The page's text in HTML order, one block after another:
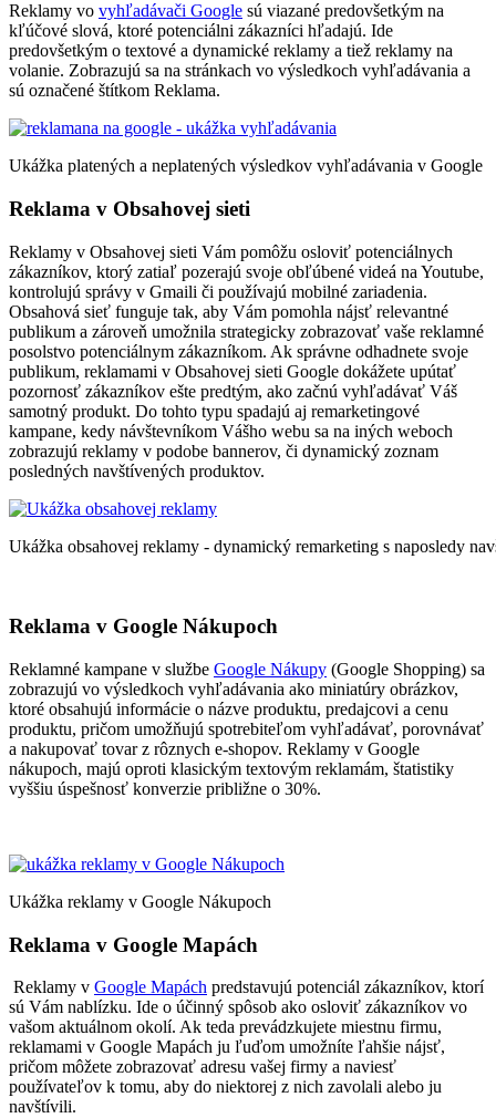
Reklamy vo vyhľadávači Google sú viazané predovšetkým na
kľúčové slová, ktoré potenciálni zákazníci hľadajú. Ide
predovšetkým o textové a dynamické reklamy a tiež reklamy na
volanie. Zobrazujú sa na stránkach vo výsledkoch vyhľadávania a
sú označené štítkom Reklama.
Ukážka platených a neplatených výsledkov vyhľadávania v Google
Reklama v Obsahovej sieti
Reklamy v Obsahovej sieti Vám pomôžu osloviť potenciálnych
zákazníkov, ktorý zatiaľ pozerajú svoje obľúbené videá na Youtube,
kontrolujú správy v Gmaili či používajú mobilné zariadenia.
Obsahová sieť funguje tak, aby Vám pomohla nájsť relevantné
publikum a zároveň umožnila strategicky zobrazovať vaše reklamné
posolstvo potenciálnym zákazníkom. Ak správne odhadnete svoje
publikum, reklamami v Obsahovej sieti Google dokážete upútať
pozornosť zákazníkov ešte predtým, ako začnú vyhľadávať Váš
samotný produkt. Do tohto typu spadajú aj remarketingové
kampane, kedy návštevníkom Vášho webu sa na iných weboch
zobrazujú reklamy v podobe bannerov, či dynamický zoznam
posledných navštívených produktov.
Ukážka obsahovej reklamy - dynamický remarketing s naposledy
Reklama v Google Nákupoch
Reklamné kampane v službe Google Nákupy (Google Shopping) sa
zobrazujú vo výsledkoch vyhľadávania ako miniatúry obrázkov,
ktoré obsahujú informácie o názve produktu, predajcovi a cenu
produktu, pričom umožňujú spotrebiteľom vyhľadávať, porovnávať
a nakupovať tovar z rôznych e-shopov. Reklamy v Google
nákupoch, majú oproti klasickým textovým reklamám, štatistiky
vyššiu úspešnosť konverzie približne o 30%.
Ukážka reklamy v Google Nákupoch
Reklama v Google Mapách
Reklamy v Google Mapách predstavujú potenciál zákazníkov, ktorí
sú Vám nablízku. Ide o účinný spôsob ako osloviť zákazníkov vo
vašom aktuálnom okolí. Ak teda prevádzkujete miestnu firmu,
reklamami v Google Mapách ju ľuďom umožníte ľahšie nájsť,
pričom môžete zobrazovať adresu vašej firmy a naviesť
používateľov k tomu, aby do niektorej z nich zavolali alebo ju
navštívili.